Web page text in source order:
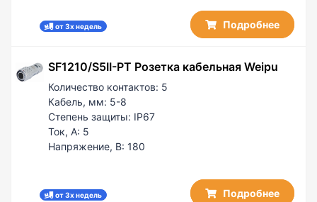
от 3х недель Подробнее
SF1210/S5II-PT Розетка кабельная Weipu
Количество контактов: 5
Кабель, мм: 5-8
Степень защиты: IP67
Ток, А: 5
Напряжение, В: 180
от 3х недель Подробнее